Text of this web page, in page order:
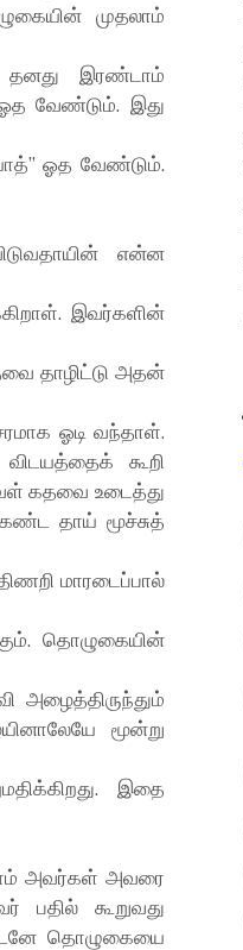
முதலாம்
தனது இரண்டாம்
வேண்டும். இது
ஓத வேண்டும்.
என்ன
இவர்களின்
தாழிட்டு அதன்
ஓடி வந்தாள்.
கூறி
கதவை உடைத்து
தாய் மூச்சுத்
மாரடைப்பால்
தொழுகையின்
அழைத்திருந்தும்
மூன்று
இதை
அவர்கள் அவரை
பதில் கூறுவது
தொழுகையை